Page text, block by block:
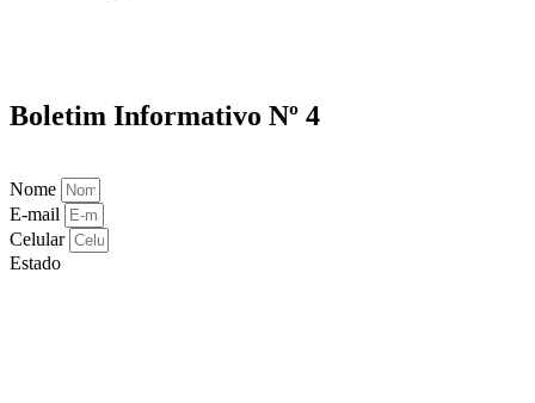
Boletim Informativo Nº 4
Nome
E-mail
Celular
Estado